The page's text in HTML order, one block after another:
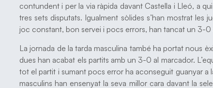
contundent i per la via ràpida davant Castella i Lleó, a
tres sets disputats. Igualment sòlides s’han mostrat les
joc constant, bon servei i pocs errors, han tancat un 3-0
La jornada de la tarda masculina també ha portat nous
dues han acabat els partits amb un 3-0 al marcador.
tot el partit i sumant pocs error ha aconseguit guanyar a
masculins han ensenyat la seva millor cara davant la